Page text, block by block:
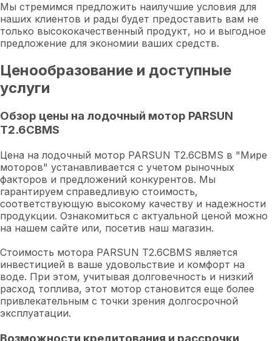
Мы стремимся предложить наилучшие условия для
наших клиентов и рады будет предоставить вам не
только высококачественный продукт, но и выгодное
предложение для экономии ваших средств.
Ценообразование и доступные
услуги
Обзор цены на лодочный мотор PARSUN
T2.6CBMS
Цена на лодочный мотор PARSUN T2.6CBMS в "Мире
моторов" устанавливается с учетом рыночных
факторов и предложений конкурентов. Мы
гарантируем справедливую стоимость,
соответствующую высокому качеству и надежности
продукции. Ознакомиться с актуальной ценой можно
на нашем сайте или, посетив наш магазин.
Стоимость мотора PARSUN T2.6CBMS является
инвестицией в ваше удовольствие и комфорт на
воде. При этом, учитывая долговечность и низкий
расход топлива, этот мотор становится еще более
привлекательным с точки зрения долгосрочной
эксплуатации.